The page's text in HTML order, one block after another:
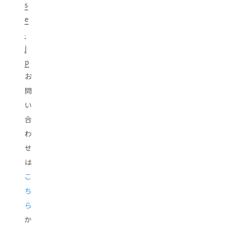
s
e
.
j
p
お
問
い
合
わ
せ
は
こ
ち
ら
か